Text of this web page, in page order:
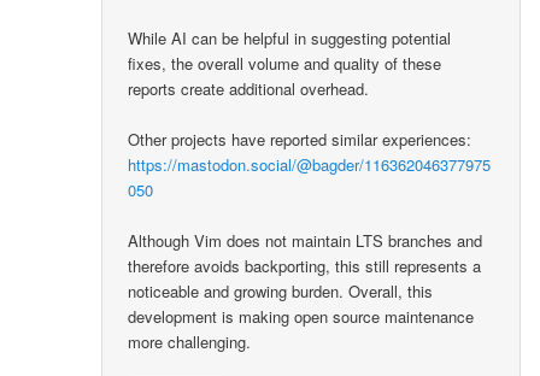
While AI can be helpful in suggesting potential
fixes, the overall volume and quality of these
reports create additional overhead.
Other projects have reported similar experiences:
https://mastodon.social/@bagder/116362046377975
050
Although Vim does not maintain LTS branches and
therefore avoids backporting, this still represents a
noticeable and growing burden. Overall, this
development is making open source maintenance
more challenging.